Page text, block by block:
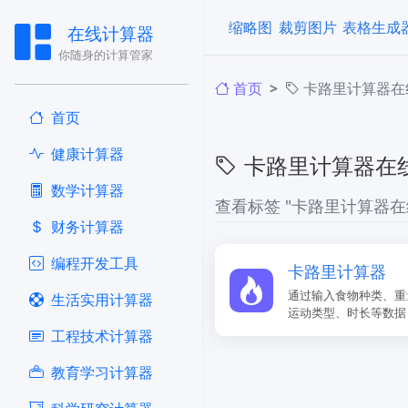
在线计算器
你随身的计算管家
首页
健康计算器
​数学计算器
财务计算器
编程开发工具
生活实用计算器
工程技术计算器
教育学习计算器
缩略图 裁剪图片 表格生成
首页 卡路里计算器
卡路里计算器在
查看标签 "卡路里计算器
卡路里计算器
通过输入食物种类、
运动类型、时长等数据